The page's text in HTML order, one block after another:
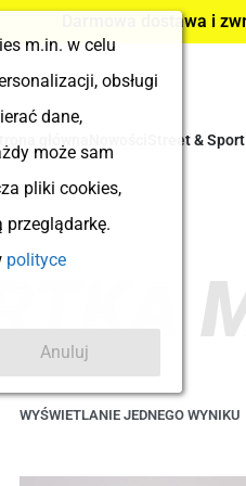
Darmowa dostawa i
Street & Sport
WYŚWIETLANIE JEDNEGO WYNIKU
m.in. w celu
obsługi
dane,
może sam
pliki cookies,
polityce
Anuluj